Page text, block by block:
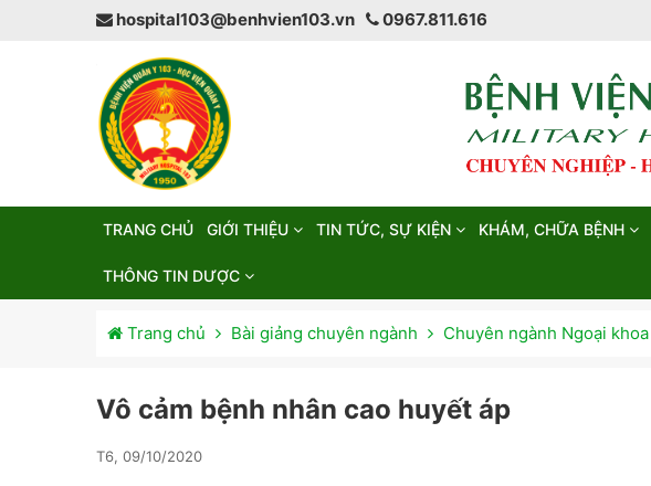
hospital103@benhvien103.vn 0967.811.616
TRANG CHỦ GIỚI THIỆU TIN TỨC, SỰ KIỆN KHÁM, CHỮA BỆNH
THÔNG TIN DƯỢC
Trang chủ Bài giảng chuyên ngành Chuyên ngành Ngoại khoa
Vô cảm bệnh nhân cao huyết áp
T6, 09/10/2020